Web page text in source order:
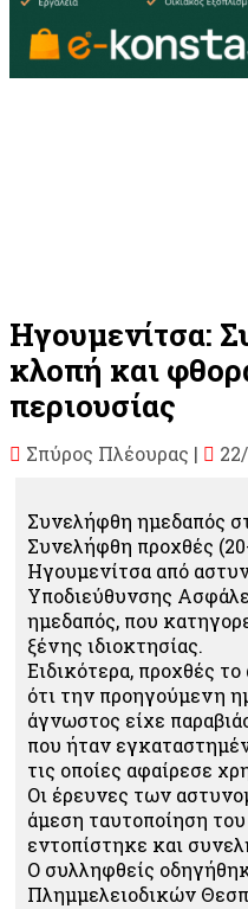
Ηγουμενίτσα:
κλοπή και
περιουσίας
Σπύρος Πλέουρας |
Συνελήφθη ημεδαπός
Συνελήφθη προχθές
Ηγουμενίτσα από
Υποδιεύθυνσης
ημεδαπός, που
ξένης ιδιοκτησίας.
Ειδικότερα, προχθές
ότι την προηγούμενη
άγνωστος είχε
που ήταν
τις οποίες αφαίρεσε
Οι έρευνες των
άμεση ταυτοποίηση
εντοπίστηκε και
Ο συλληφθείς
Πλημμελειοδικών